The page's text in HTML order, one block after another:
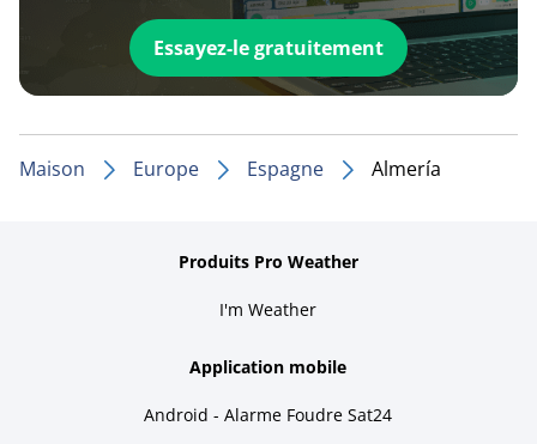
Essayez-le gratuitement
Maison Europe Espagne Almería
Produits Pro Weather
I'm Weather
Application mobile
Android - Alarme Foudre Sat24